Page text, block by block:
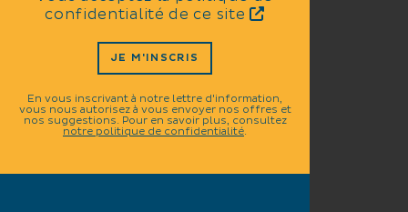
confidentialité de ce site
JE M'INSCRIS
En vous inscrivant à notre lettre d'information,
vous nous autorisez à vous envoyer nos offres et
nos suggestions. Pour en savoir plus, consultez
notre politique de confidentialité.